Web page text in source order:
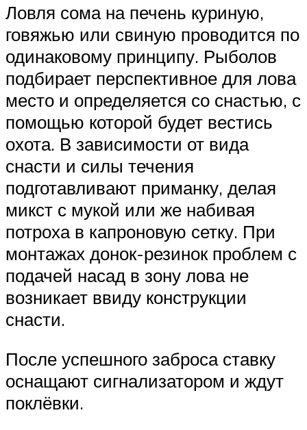
Ловля сома на печень куриную,
говяжью или свиную проводится по
одинаковому принципу. Рыболов
подбирает перспективное для лова
место и определяется со снастью, с
помощью которой будет вестись
охота. В зависимости от вида
снасти и силы течения
подготавливают приманку, делая
микст с мукой или же набивая
потроха в капроновую сетку. При
монтажах донок-резинок проблем с
подачей насад в зону лова не
возникает ввиду конструкции
снасти.
После успешного заброса ставку
оснащают сигнализатором и ждут
поклёвки.